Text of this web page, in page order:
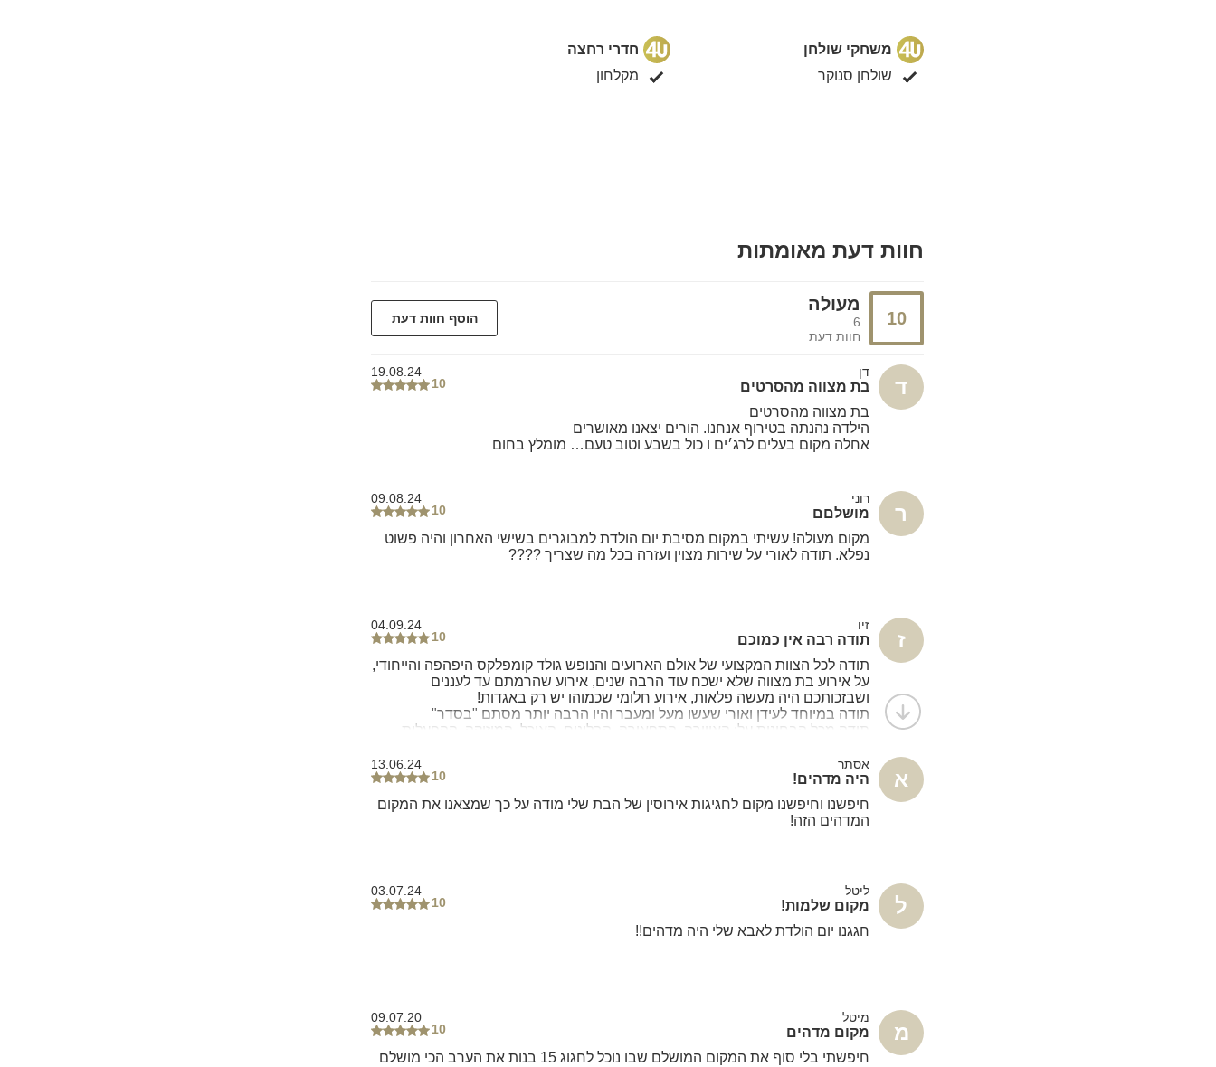
משחקי שולחן
שולחן סנוקר
חדרי רחצה
מקלחון
חוות דעת מאומתות
10
מעולה
6
חוות דעת
הוסף חוות דעת
ד
דן
בת מצווה מהסרטים
19.08.24
10
בת מצווה מהסרטים
הילדה נהנתה בטירוף אנחנו. הורים יצאנו מאושרים
אחלה מקום בעלים לרג׳ים ו כול בשבע וטוב טעם… מומלץ בחום
ר
רוני
מושלםם
09.08.24
10
מקום מעולה! עשיתי במקום מסיבת יום הולדת למבוגרים בשישי האחרון והיה פשוט
נפלא. תודה לאורי על שירות מצוין ועזרה בכל מה שצריך ????
ז
זיו
תודה רבה אין כמוכם
04.09.24
10
תודה לכל הצוות המקצועי של אולם הארועים והנופש גולד קומפלקס היפהפה והייחודי,
על אירוע בת מצווה שלא ישכח עוד הרבה שנים, אירוע שהרמתם עד לעננים
ושבזכותכם היה מעשה פלאות, אירוע חלומי שכמוהו יש רק באגדות!
‏‎תודה מכל הבחינות על: האווירה, התפאורה, הבלונים, האוכל, המוזיקה, ההפעלות,
א
אסתר
היה מדהים!
13.06.24
10
חיפשנו וחיפשנו מקום לחגיגות אירוסין של הבת שלי מודה על כך שמצאנו את המקום
המדהים הזה!
ל
ליטל
מקום שלמות!
03.07.24
10
חגגנו יום הולדת לאבא שלי היה מדהים!!
מ
מיטל
מקום מדהים
09.07.20
10
חיפשתי בלי סוף את המקום המושלם שבו נוכל לחגוג 15 בנות את הערב הכי מושלם